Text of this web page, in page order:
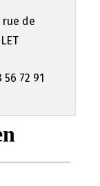
de
56 72 91